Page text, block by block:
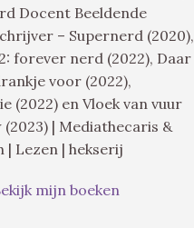
Docent Beeldende
– Supernerd (2020),
forever nerd (2022), Daar
voor (2022),
(2022) en Vloek van vuur
(2023) | Mediathecaris &
| Lezen | hekserij
mijn boeken